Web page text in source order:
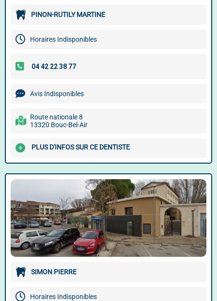
PINON-RUTILY MARTINE
Horaires Indisponibles
Avis Indisponibles
Route nationale 8
13320 Bouc-Bel-Air
PLUS D'INFOS SUR CE DENTISTE
SIMON PIERRE
Horaires Indisponibles